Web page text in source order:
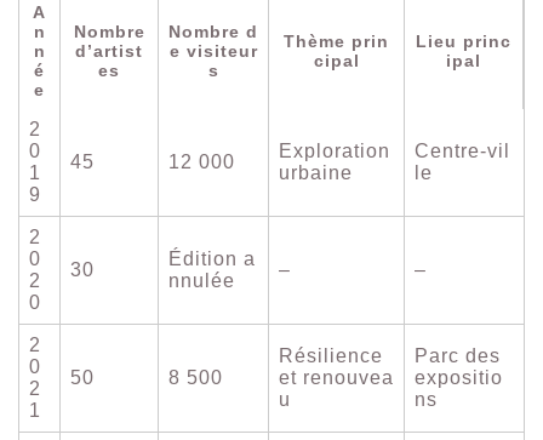
A
n
n
é
e
Nombre
d’artist
es
Nombre d
e visiteur
s
Thème prin
cipal
Lieu princ
ipal
2
0
1
9
45 12 000
Exploration
urbaine
Centre-vil
le
2
0
2
0
30
Édition a
nnulée
– –
2
0
2
1
50 8 500
Résilience
et renouvea
u
Parc des
expositio
ns